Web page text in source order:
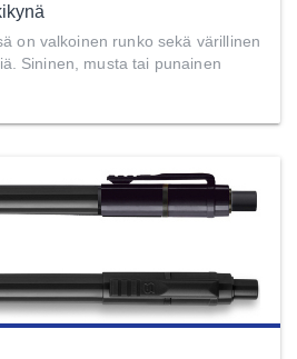
on valkoinen runko sekä värillinen
Sininen, musta tai punainen